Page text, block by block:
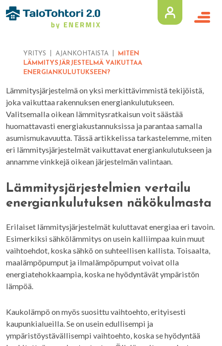
YRITYS AJANKOHTAISTA
MITEN
LÄMMITYSJÄRJESTELMÄ VAIKUTTAA
ENERGIANKULUTUKSEEN?
Lämmitysjärjestelmä on yksi merkittävimmistä tekijöistä,
joka vaikuttaa rakennuksen energiankulutukseen.
Valitsemalla oikean lämmitysratkaisun voit säästää
huomattavasti energiakustannuksissa ja parantaa samalla
asumismukavuutta. Tässä artikkelissa tarkastelemme, miten
eri lämmitysjärjestelmät vaikuttavat energiankulutukseen ja
annamme vinkkejä oikean järjestelmän valintaan.
Lämmitysjärjestelmien vertailu
energiankulutuksen näkökulmasta
Erilaiset lämmitysjärjestelmät kuluttavat energiaa eri tavoin.
Esimerkiksi sähkölämmitys on usein kalliimpaa kuin muut
vaihtoehdot, koska sähkö on suhteellisen kallista. Toisaalta,
maalämpöpumput ja ilmalämpöpumput voivat olla
energiatehokkaampia, koska ne hyödyntävät ympäristön
lämpöä.
Kaukolämpö on myös suosittu vaihtoehto, erityisesti
kaupunkialueilla. Se on usein edullisempi ja
ympäristöystävällisempi vaihtoehto, koska se hyödyntää